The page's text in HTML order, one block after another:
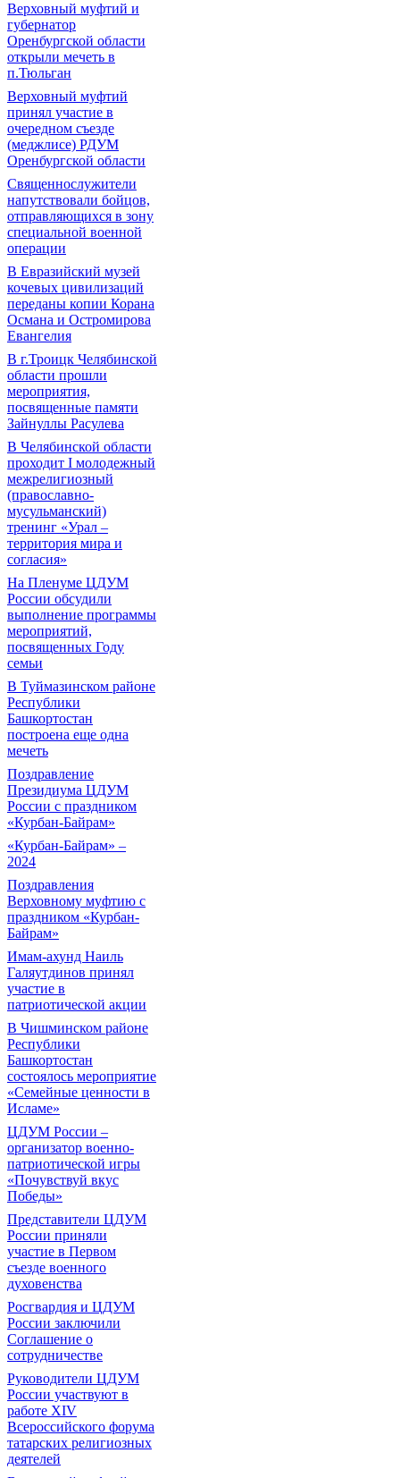
Верховный муфтий и
губернатор
Оренбургской области
открыли мечеть в
п.Тюльган
Верховный муфтий
принял участие в
очередном съезде
(меджлисе) РДУМ
Оренбургской области
Священнослужители
напутствовали бойцов,
отправляющихся в зону
специальной военной
операции
В Евразийский музей
кочевых цивилизаций
переданы копии Корана
Османа и Остромирова
Евангелия
В г.Троицк Челябинской
области прошли
мероприятия,
посвященные памяти
Зайнуллы Расулева
В Челябинской области
проходит I молодежный
межрелигиозный
(православно-
мусульманский)
тренинг «Урал –
территория мира и
согласия»
На Пленуме ЦДУМ
России обсудили
выполнение программы
мероприятий,
посвященных Году
семьи
В Туймазинском районе
Республики
Башкортостан
построена еще одна
мечеть
Поздравление
Президиума ЦДУМ
России с праздником
«Курбан-Байрам»
«Курбан-Байрам» –
2024
Поздравления
Верховному муфтию с
праздником «Курбан-
Байрам»
Имам-ахунд Наиль
Галяутдинов принял
участие в
патриотической акции
В Чишминском районе
Республики
Башкортостан
состоялось мероприятие
«Семейные ценности в
Исламе»
ЦДУМ России –
организатор военно-
патриотической игры
«Почувствуй вкус
Победы»
Представители ЦДУМ
России приняли
участие в Первом
съезде военного
духовенства
Росгвардия и ЦДУМ
России заключили
Соглашение о
сотрудничестве
Руководители ЦДУМ
России участвуют в
работе XIV
Всероссийского форума
татарских религиозных
деятелей